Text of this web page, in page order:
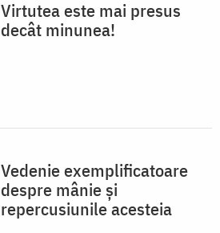
Virtutea este mai presus
decât minunea!
Vedenie exemplificatoare
despre mânie și
repercusiunile acesteia